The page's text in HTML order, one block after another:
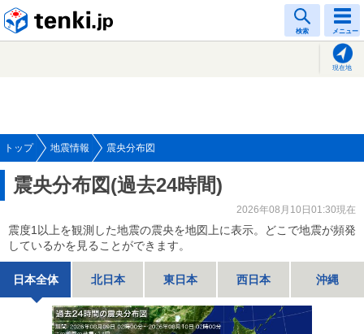
検索 メニュー
現在地
トップ 地震情報 震央分布図
震央分布図(過去24時間)
2026年08月10日01:30現在
震度1以上を観測した地震の震央を地図上に表示。どこで地震が頻発
しているかを見ることができます。
日本全体 北日本 東日本 西日本 沖縄